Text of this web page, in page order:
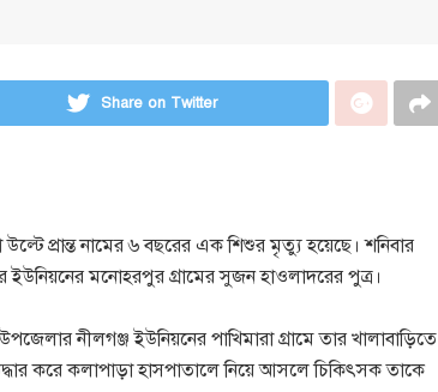
Share on Twitter
প্রান্ত নামের ৬ বছরের এক শিশুর মৃত্যু হয়েছে। শনিবার
ইউনিয়নের মনোহরপুর গ্রামের সুজন হাওলাদরের পুত্র।
নীলগঞ্জ ইউনিয়নের পাখিমারা গ্রামে তার খালাবাড়িতে
করে কলাপাড়া হাসপাতালে নিয়ে আসলে চিকিৎসক তাকে